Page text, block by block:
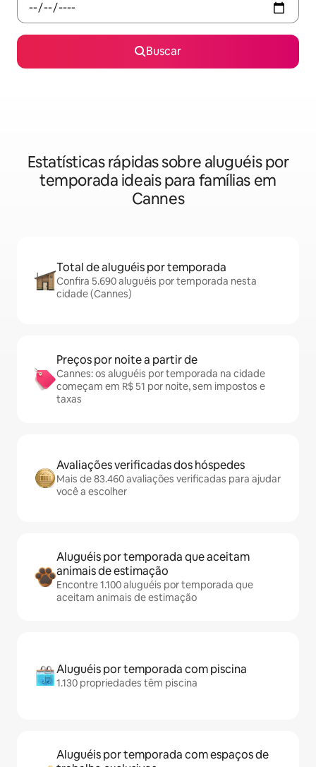
Buscar
Estatísticas rápidas sobre aluguéis por
temporada ideais para famílias em
Cannes
Total de aluguéis por temporada
Confira 5.690 aluguéis por temporada nesta
cidade (Cannes)
Preços por noite a partir de
Cannes: os aluguéis por temporada na cidade
começam em R$ 51 por noite, sem impostos e
taxas
Avaliações verificadas dos hóspedes
Mais de 83.460 avaliações verificadas para ajudar
você a escolher
Aluguéis por temporada que aceitam
animais de estimação
Encontre 1.100 aluguéis por temporada que
aceitam animais de estimação
Aluguéis por temporada com piscina
1.130 propriedades têm piscina
Aluguéis por temporada com espaços de